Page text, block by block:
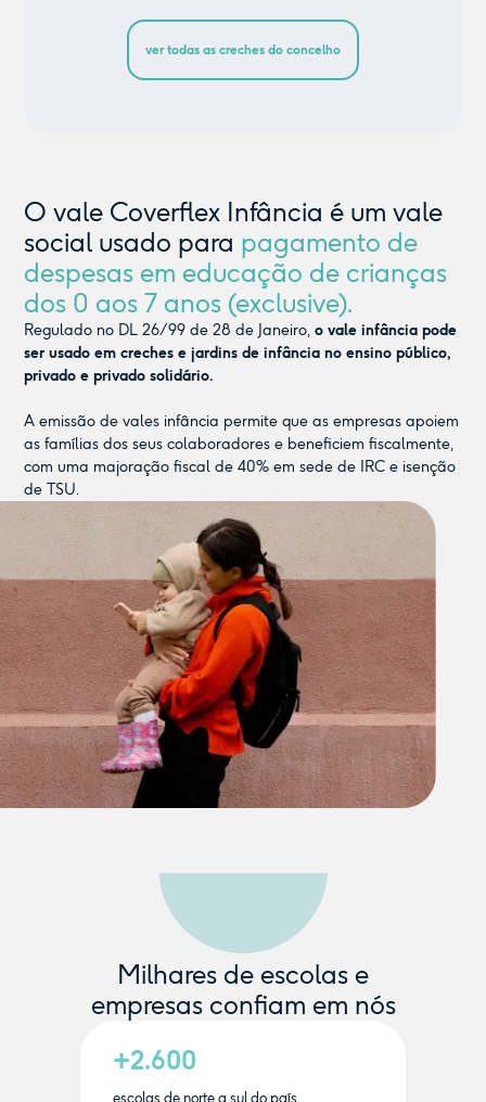
ver todas as creches do concelho
O vale Coverflex Infância é um vale
social usado para pagamento de
despesas em educação de crianças
dos 0 aos 7 anos (exclusive).
Regulado no DL 26/99 de 28 de Janeiro,o vale infância pode
ser usado em creches e jardins de infância no ensino público,
privado e privado solidário.
A emissão de vales infância permite que as empresas apoiem
as famílias dos seus colaboradores e beneficiem fiscalmente,
com uma majoração fiscal de 40% em sede de IRC e isenção
de TSU.
Milhares de escolas e
empresas confiam em nós
+2.600
escolas de norte a sul do país